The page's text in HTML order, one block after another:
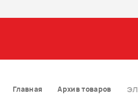
Главная Архив товаров